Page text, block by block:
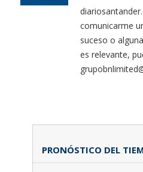
comunicarme
suceso o
es relevante,
PRONÓSTICO DEL